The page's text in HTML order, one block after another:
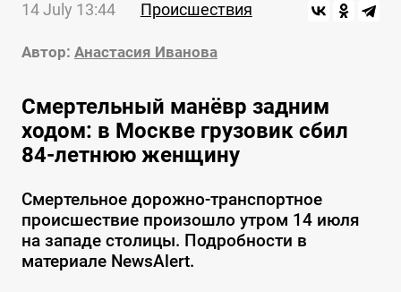
14 July 13:44 Происшествия
Автор: Анастасия Иванова
Смертельный манёвр задним
ходом: в Москве грузовик сбил
84-летнюю женщину
Смертельное дорожно-транспортное
происшествие произошло утром 14 июля
на западе столицы. Подробности в
материале NewsAlert.